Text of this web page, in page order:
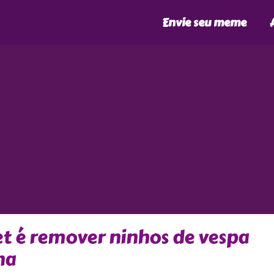
Envie seu meme
é remover ninhos de vespa